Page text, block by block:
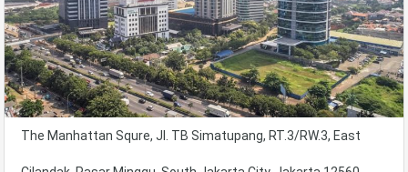
The Manhattan Squre, Jl. TB Simatupang, RT.3/RW.3, East